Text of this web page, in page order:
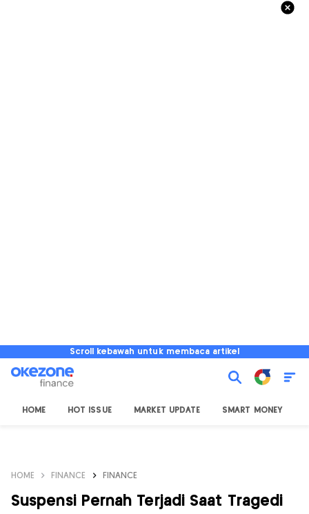
Scroll kebawah untuk membaca artikel
HOME HOT ISSUE MARKET UPDATE SMART MONEY
HOME FINANCE FINANCE
Suspensi Pernah Terjadi Saat Tragedi